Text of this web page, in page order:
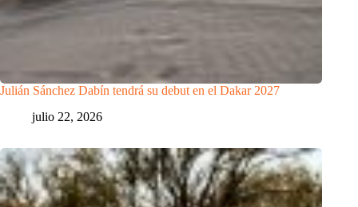
Julián Sánchez Dabín tendrá su debut en el Dakar 2027
julio 22, 2026